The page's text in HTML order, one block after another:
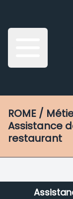
ROME /
Assistance
restaurant